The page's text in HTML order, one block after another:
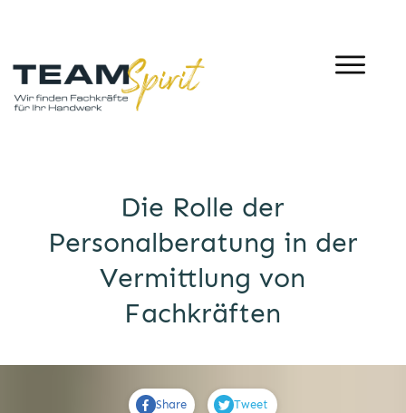
Die Rolle der
Personalberatung in der
Vermittlung von
Fachkräften
Share Tweet